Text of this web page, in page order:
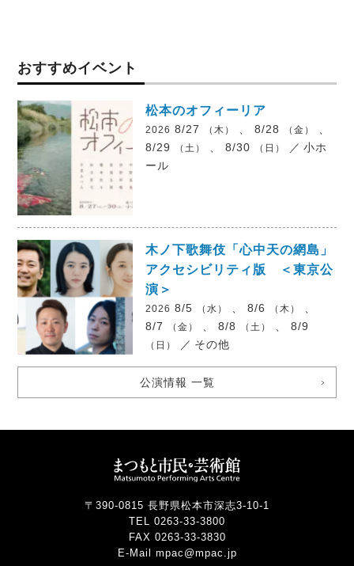
おすすめイベント
松本のオフィーリア
2026 8/27 （木） 、 8/28 （金）
8/29
（土） 、 8/30 （日） ／ 小ホ
ール
木ノ下歌舞伎「心中天の網島」
アクセシビリティ版 ＜東京公
演＞
2026 8/5 （水） 、 8/6 （木）
8/7
（金） 、 8/8 （土） 、 8/9
（日） ／ その他
公演情報 一覧
〒390-0815 長野県松本市深志3-10-1
TEL 0263-33-3800
FAX 0263-33-3830
E-Mail mpac@mpac.jp